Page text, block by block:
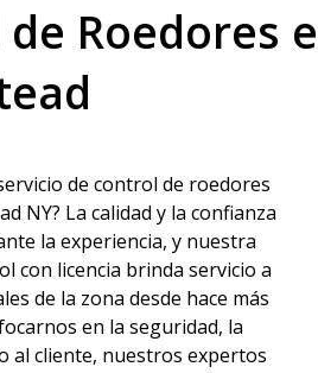
Roedores
de control de roedores
NY? La calidad y la confianza
la experiencia, y nuestra
con licencia brinda servicio a
de la zona desde hace más
en la seguridad, la
al cliente, nuestros expertos